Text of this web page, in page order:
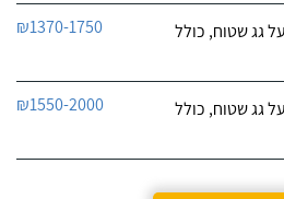
120 ליטר, על גג שטוח, כולל
₪1370-1750
150 ליטר, על גג שטוח, כולל
₪1550-2000